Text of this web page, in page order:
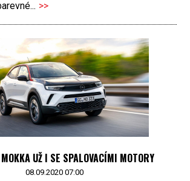
>>
MOKKA UŽ I SE SPALOVACÍMI MOTORY
08.09.2020 07:00